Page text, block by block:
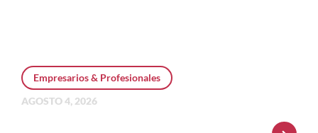
Empresarios & Profesionales
AGOSTO 4, 2026